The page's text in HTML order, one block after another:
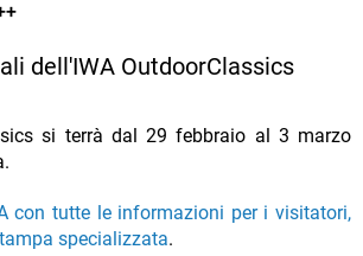
dell'IWA OutdoorClassics
si terrà dal 29 febbraio al 3 marzo
con tutte le informazioni per i visitatori,
specializzata.